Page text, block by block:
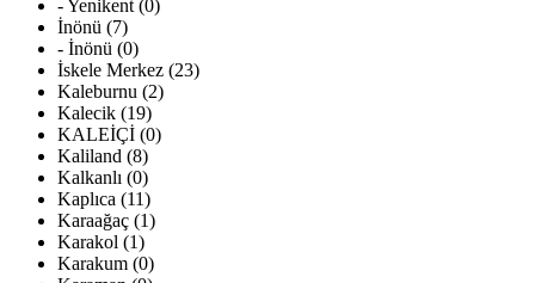
- Yenikent (0)
İnönü (7)
- İnönü (0)
İskele Merkez (23)
Kaleburnu (2)
Kalecik (19)
KALEİÇİ (0)
Kaliland (8)
Kalkanlı (0)
Kaplıca (11)
Karaağaç (1)
Karakol (1)
Karakum (0)